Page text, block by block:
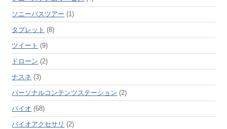
ソニーバスツアー (1)
タブレット (8)
ツイート (9)
ドローン (2)
ナスネ (3)
パーソナルコンテンツステーション (2)
バイオ (68)
バイオアクセサリ (2)